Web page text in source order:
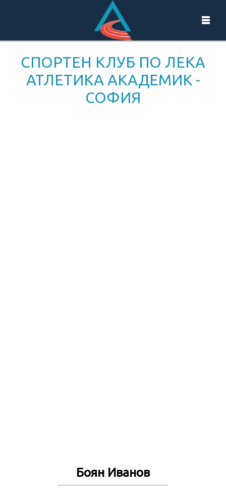
СПОРТЕН КЛУБ ПО ЛЕКА
АТЛЕТИКА АКАДЕМИК -
СОФИЯ
Боян Иванов